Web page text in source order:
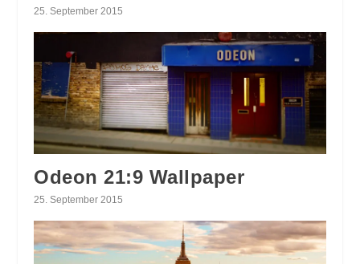
25. September 2015
Odeon 21:9 Wallpaper
25. September 2015